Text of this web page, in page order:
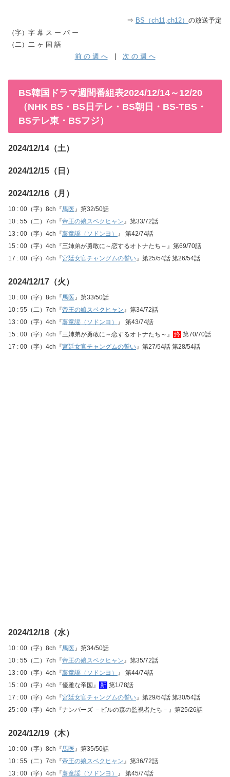
⇒ BS（ch11,ch12） の放送予定
（字）字 幕 ス ー パ ー
（二）二 ヶ 国 語
前 の 週 へ| 次 の 週 へ
BS韓国ドラマ週間番組表2024/12/14～12/20
（NHK BS・BS日テレ・BS朝日・BS-TBS・
BSテレ東・BSフジ）
2024/12/14（土）
2024/12/15（日）
2024/12/16（月）
10 : 00（字）8ch『馬医』第32/50話
10 : 55（二）7ch『帝王の娘スベクヒャン』第33/72話
13 : 00（字）4ch『薯童謡（ソドンヨ） 』 第42/74話
15 : 00（字）4ch『三姉弟が勇敢に～恋するオトナたち～』第69/70話
17 : 00（字）4ch『宮廷女官チャングムの誓い』第25/54話 第26/54話
2024/12/17（火）
10 : 00（字）8ch『馬医』第33/50話
10 : 55（二）7ch『帝王の娘スベクヒャン』第34/72話
13 : 00（字）4ch『薯童謡（ソドンヨ） 』 第43/74話
15 : 00（字）4ch『三姉弟が勇敢に～恋するオトナたち～』
終 第70/70話
17 : 00（字）4ch『宮廷女官チャングムの誓い』第27/54話 第28/54話
2024/12/18（水）
10 : 00（字）8ch『馬医』第34/50話
10 : 55（二）7ch『帝王の娘スベクヒャン』第35/72話
13 : 00（字）4ch『薯童謡（ソドンヨ） 』 第44/74話
15 : 00（字）4ch『優雅な帝国』
新 第1/78話
17 : 00（字）4ch『宮廷女官チャングムの誓い』第29/54話 第30/54話
25 : 00（字）4ch『ナンバーズ －ビルの森の監視者たち－』第25/26話
2024/12/19（木）
10 : 00（字）8ch『馬医』第35/50話
10 : 55（二）7ch『帝王の娘スベクヒャン』第36/72話
13 : 00（字）4ch『薯童謡（ソドンヨ） 』 第45/74話